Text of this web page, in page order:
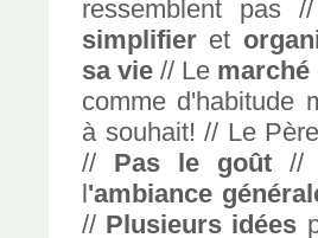
ressemblent pas
simplifier et
sa vie // Le marché
comme d'habitude
à souhait! // Le
// Pas le goût//
l'ambiance
// Plusieurs idées